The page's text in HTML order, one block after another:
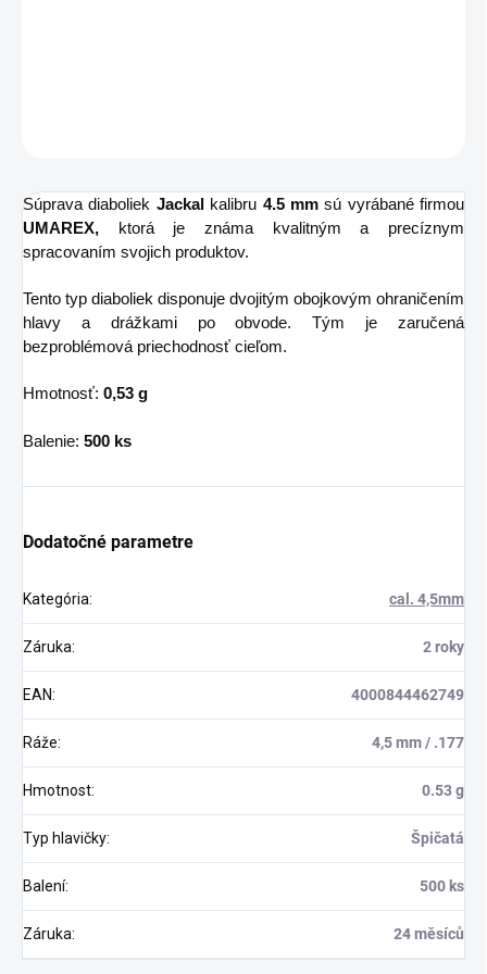
Súprava diaboliek Jackal kalibru 4.5 mmsú vyrábané firmou
UMAREX, ktorá je známa kvalitným a precíznym
spracovaním svojich produktov.
Tento typ diaboliek disponuje dvojitým obojkovým ohraničením
hlavy a drážkami po obvode. Tým je zaručená
bezproblémová priechodnosť cieľom.
Hmotnosť: 0,53 g
Balenie: 500 ks
Dodatočné parametre
Kategória: cal. 4,5mm
Záruka: 2 roky
EAN: 4000844462749
Ráže: 4,5 mm / .177
Hmotnost: 0.53 g
Typ hlavičky: Špičatá
Balení: 500 ks
Záruka: 24 měsíců